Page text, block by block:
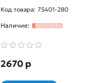
75401-280
2670 р